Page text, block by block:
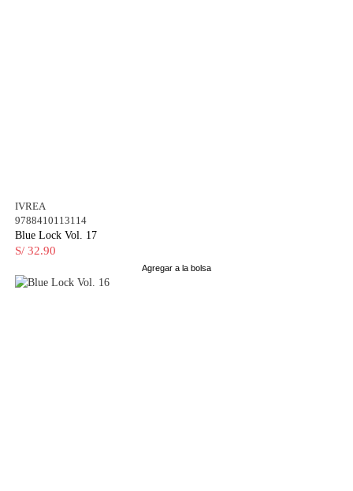
IVREA
9788410113114
Blue Lock Vol. 17
S/ 32.90
Agregar a la bolsa